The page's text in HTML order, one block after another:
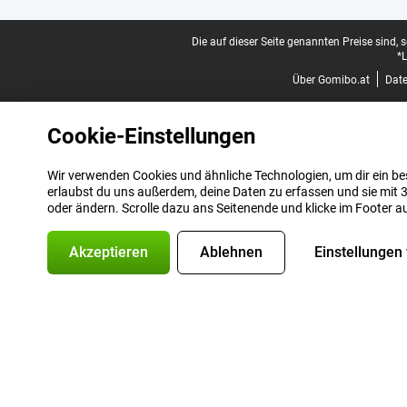
Die auf dieser Seite genannten Preise sind,
Über Gomibo.at
Cookie-Einstellungen
Wir verwenden Cookies und ähnliche Technologien, um dir ein
erlaubst du uns außerdem, deine Daten zu erfassen und sie
oder ändern. Scrolle dazu ans Seitenende und klicke im Footer
Akzeptieren Ablehnen